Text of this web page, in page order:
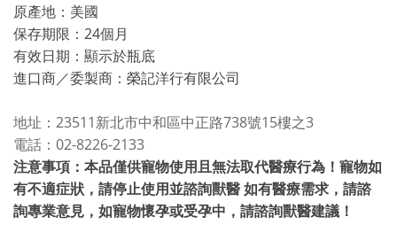
原產地：美國
保存期限：24個月
有效日期：顯示於瓶底
進口商／委製商：榮記洋行有限公司
地址：23511新北市中和區中正路738號15樓之3
電話：02-8226-2133
注意事項：本品僅供寵物使用且無法取代醫療行為！寵物如
有不適症狀，請停止使用並諮詢獸醫 如有醫療需求，請諮
詢專業意見，如寵物懷孕或受孕中，請諮詢獸醫建議！